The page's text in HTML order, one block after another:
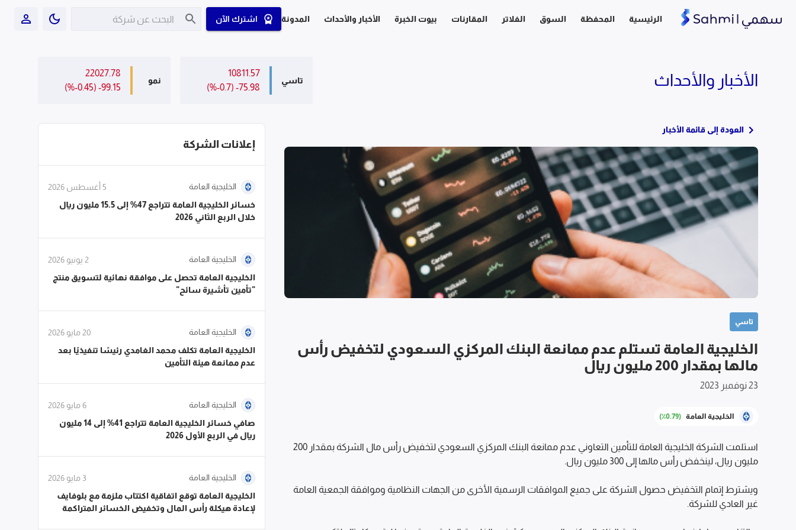
الرئيسية المحفظة السوق الفلاتر المقارنات بيوت الخبرة الأخبار والأحداث المدونة اشترك الآن
الأخبار والأحداث تاسي
10811.57
(%-0.7) -75.98
نمو
22027.78
(%-0.45) -99.15
العودة إلى قائمة الأخبار
تاسي
الخليجية العامة تستلم عدم ممانعة البنك المركزي السعودي لتخفيض رأس
مالها بمقدار 200 مليون ريال
23 نوفمبر 2023
الخليجية العامة (٪0.79)
إعلانات الشركة
الخليجية العامة
5 أغسطس 2026
خسائر الخليجية العامة تتراجع 47% إلى 15.5 مليون ريال
خلال الربع الثاني 2026
الخليجية العامة
2 يونيو 2026
الخليجية العامة تحصل على موافقة نهائية لتسويق منتج
"تأمين تأشيرة سائح"
الخليجية العامة
20 مايو 2026
الخليجية العامة تكلف محمد الغامدي رئيسًا تنفيذيًا بعد
عدم ممانعة هيئة التأمين
الخليجية العامة
6 مايو 2026
صافي خسائر الخليجية العامة تتراجع 41% إلى 14 مليون
ريال في الربع الأول 2026
الخليجية العامة
3 مايو 2026
الخليجية العامة توقع اتفاقية اكتتاب ملزمة مع بلوفايف
لإعادة هيكلة رأس المال وتخفيض الخسائر المتراكمة